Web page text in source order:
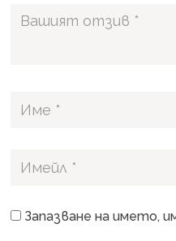
Запазване на името,